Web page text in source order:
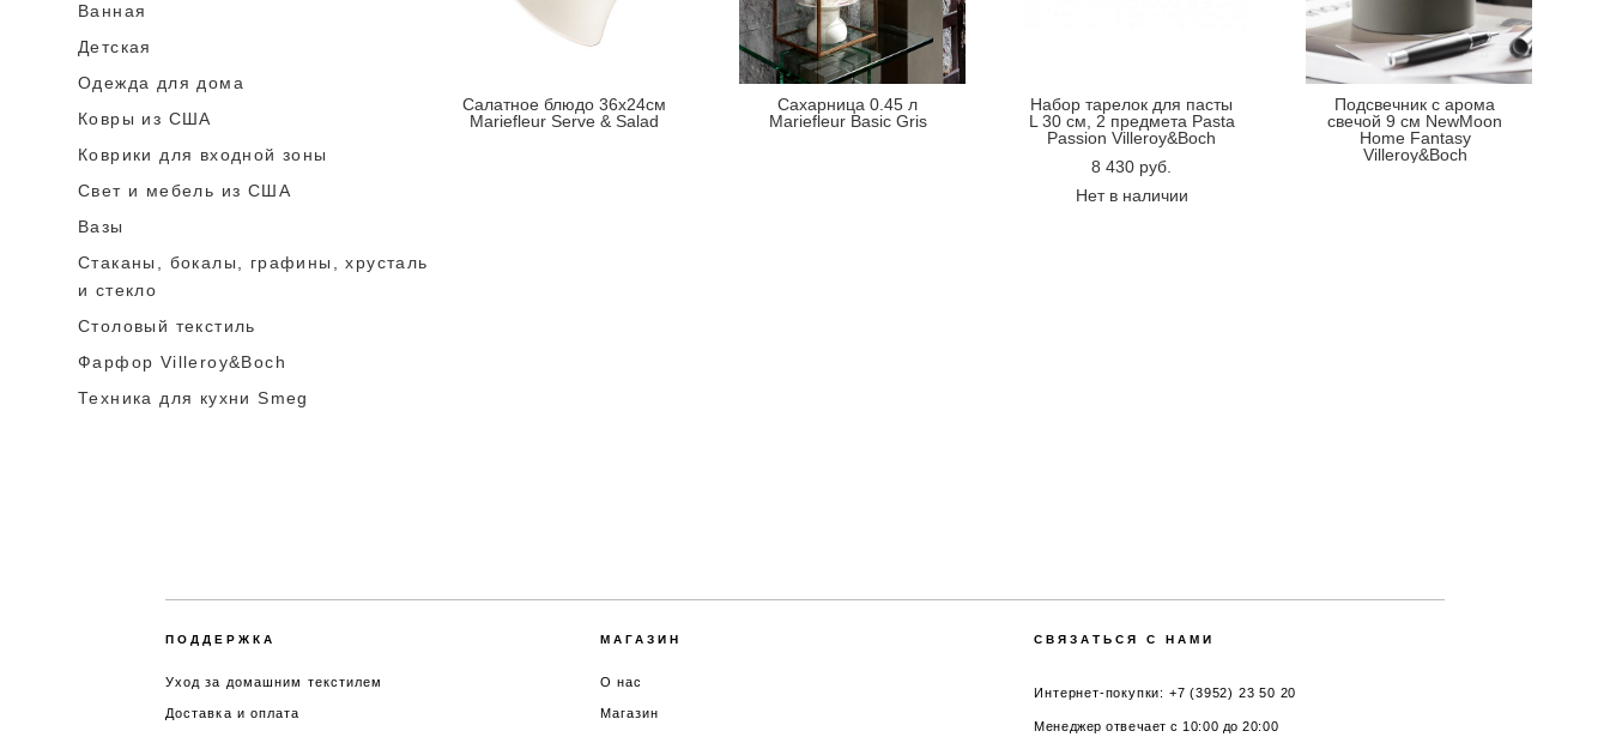
Ванная
Детская
Одежда для дома
Ковры из США
Коврики для входной зоны
Cвет и мебель из США
Вазы
Стаканы, бокалы, графины, хрусталь
и стекло
Столовый текстиль
Фарфор Villeroy&Boch
Техника для кухни Smeg
Салатное блюдо 36x24см
Mariefleur Serve & Salad
Сахарница 0.45 л
Mariefleur Basic Gris
Набор тарелок для пасты
L 30 см, 2 предмета Pasta
Passion Villeroy&Boch
8 430 pуб.
Нет в наличии
Подсвечник с арома
свечой 9 см NewMoon
Home Fantasy
Villeroy&Boch
ПОДДЕРЖКА
Уход за домашним текстилем
Доставка и оплата
МАГАЗИН
О нас
Магазин
СВЯЗАТЬСЯ С НАМИ
Интернет-покупки: +7 (3952) 23 50 20
Менеджер отвечает с 10:00 до 20:00